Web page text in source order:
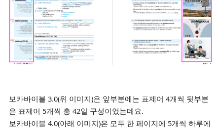
보카바이블 3.0(위 이미지)은 앞부분에는 표제어 4개씩 뒷부분
은 표제어 5개씩 총 42일 구성이었는데요.
보카바이블 4.0(아래 이미지)은 모두 한 페이지에 5개씩 하루에